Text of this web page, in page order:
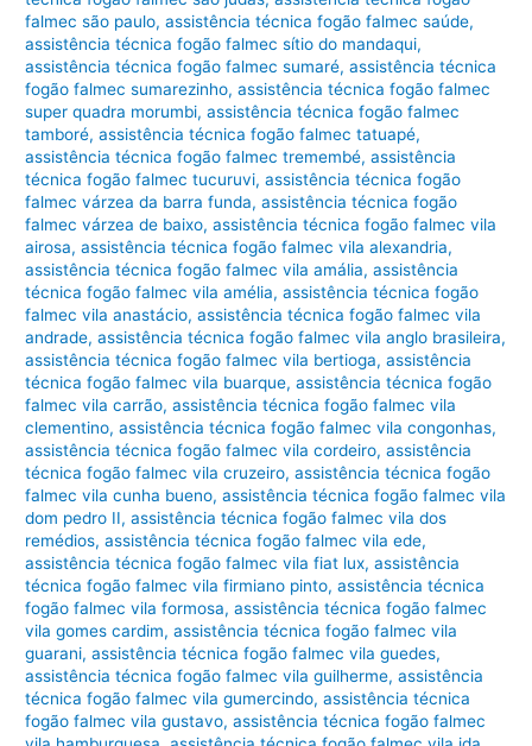
falmec são paulo,assistência técnica fogão falmec saúde,
assistência técnica fogão falmec sítio do mandaqui,
assistência técnica fogão falmec sumaré,assistência técnica
fogão falmec sumarezinho,assistência técnica fogão falmec
super quadra morumbi,assistência técnica fogão falmec
tamboré,assistência técnica fogão falmec tatuapé,
assistência técnica fogão falmec tremembé,assistência
técnica fogão falmec tucuruvi,assistência técnica fogão
falmec várzea da barra funda,assistência técnica fogão
falmec várzea de baixo,assistência técnica fogão falmec vila
airosa,assistência técnica fogão falmec vila alexandria,
assistência técnica fogão falmec vila amália,assistência
técnica fogão falmec vila amélia,assistência técnica fogão
falmec vila anastácio,assistência técnica fogão falmec vila
andrade,assistência técnica fogão falmec vila anglo brasileira,
assistência técnica fogão falmec vila bertioga,assistência
técnica fogão falmec vila buarque,assistência técnica fogão
falmec vila carrão,assistência técnica fogão falmec vila
clementino,assistência técnica fogão falmec vila congonhas,
assistência técnica fogão falmec vila cordeiro,assistência
técnica fogão falmec vila cruzeiro,assistência técnica fogão
falmec vila cunha bueno,assistência técnica fogão falmec vila
dom pedro II,assistência técnica fogão falmec vila dos
remédios,assistência técnica fogão falmec vila ede,
assistência técnica fogão falmec vila fiat lux,assistência
técnica fogão falmec vila firmiano pinto,assistência técnica
fogão falmec vila formosa,assistência técnica fogão falmec
vila gomes cardim,assistência técnica fogão falmec vila
guarani,assistência técnica fogão falmec vila guedes,
assistência técnica fogão falmec vila guilherme,assistência
técnica fogão falmec vila gumercindo,assistência técnica
fogão falmec vila gustavo,assistência técnica fogão falmec